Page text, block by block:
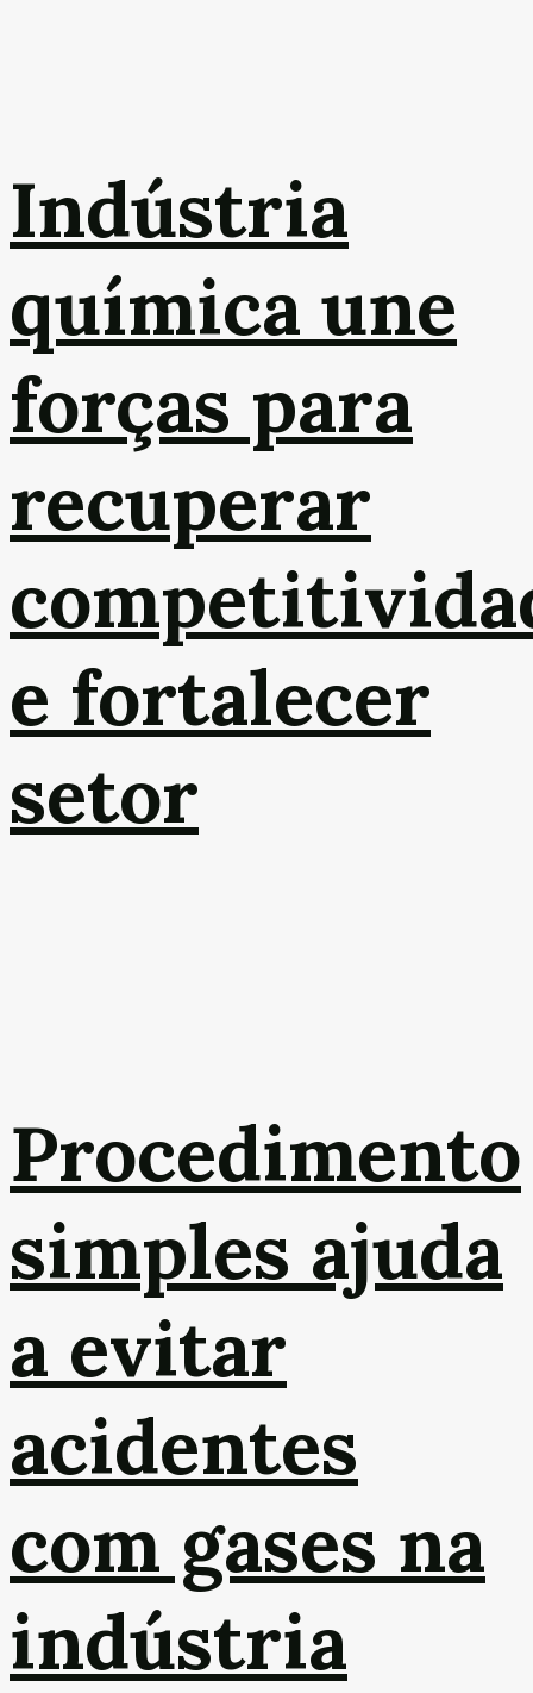
Indústria
química une
forças para
recuperar
e fortalecer
setor
Procedimento
simples ajuda
a evitar
acidentes
com gases na
indústria